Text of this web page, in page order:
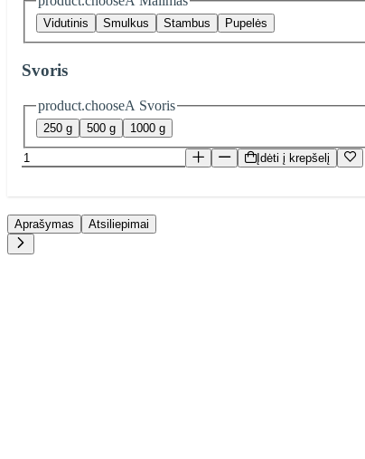
Vidutinis Smulkus Stambus Pupelės
Svoris
product.chooseA Svoris
250 g 500 g 1000 g
Įdėti į krepšelį
Aprašymas Atsiliepimai